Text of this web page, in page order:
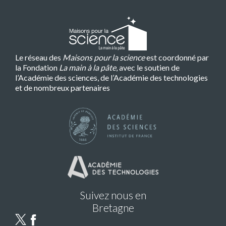
Le réseau des Maisons pour la scienceest coordonné par
la Fondation La main à la pâte, avec le soutien de
l’Académie des sciences, de l’Académie des technologies
et de nombreux partenaires
Suivez nous en
Bretagne